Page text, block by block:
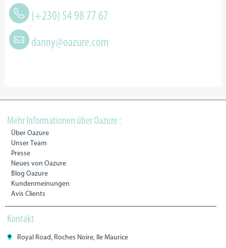
(+230) 54 98 77 67
danny@oazure.com
Mehr Informationen über Oazure :
Über Oazure
Unser Team
Presse
Neues von Oazure
Blog Oazure
Kundenmeinungen
Avis Clients
Kontakt
Royal Road, Roches Noire, Ile Maurice